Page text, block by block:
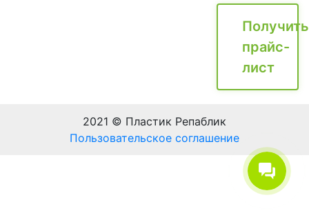
Получить
прайс-
лист
2021 © Пластик Репаблик
Пользовательское соглашение